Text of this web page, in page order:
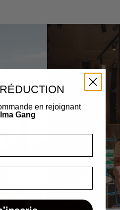
en rejoignant
Gang